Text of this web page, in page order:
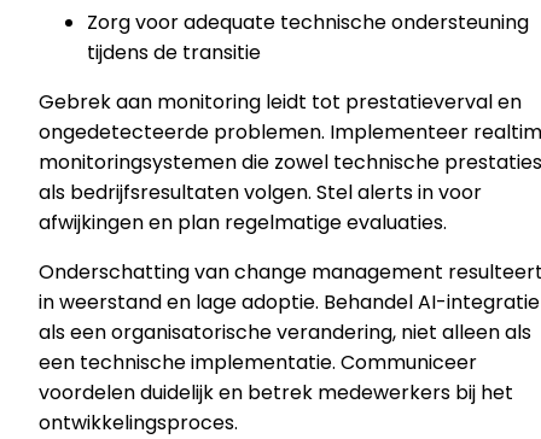
Zorg voor adequate technische ondersteuning
tijdens de transitie
Gebrek aan monitoring leidt tot prestatieverval en
ongedetecteerde problemen. Implementeer
monitoringsystemen die zowel technische prestaties
als bedrijfsresultaten volgen. Stel alerts in voor
afwijkingen en plan regelmatige evaluaties.
Onderschatting van change management
in weerstand en lage adoptie. Behandel AI-integratie
als een organisatorische verandering, niet alleen als
een technische implementatie. Communiceer
voordelen duidelijk en betrek medewerkers bij het
ontwikkelingsproces.